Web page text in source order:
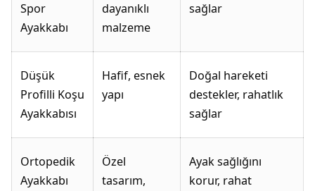
Spor
Ayakkabı
dayanıklı
malzeme
sağlar
Düşük
Profilli Koşu
Ayakkabısı
Hafif, esnek
yapı
Doğal hareketi
destekler, rahatlık
sağlar
Ortopedik
Ayakkabı
Özel
tasarım,
Ayak sağlığını
korur, rahat